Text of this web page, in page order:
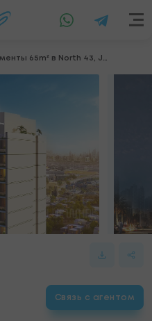
1-комн. апартаменты 65m² в North 43, JVC
Связь с агентом